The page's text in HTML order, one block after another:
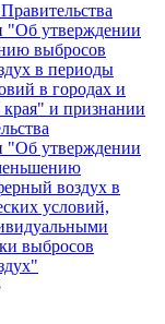
"Об утверждении
выбросов
в периоды
в городах и
и признании
"Об утверждении
воздух в
условий,
выбросов